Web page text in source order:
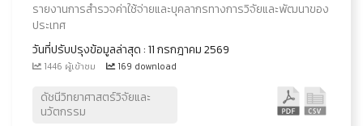
รายงานการสำรวจค่าใช้จ่ายและบุคลากรทางการวิจัยและพัฒนาของ
ประเทศ
วันที่ปรับปรุงข้อมูลล่าสุด : 11 กรกฎาคม 2569
1446 ผู้เข้าชม 169 download
ดัชนีวิทยาศาสตร์วิจัยและ
นวัตกรรม